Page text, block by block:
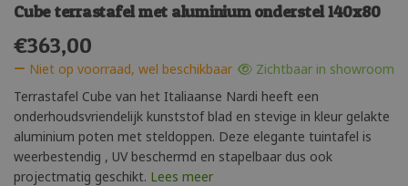
Cube terrastafel met aluminium onderstel 140x80
€363,00
Niet op voorraad, wel beschikbaar
Zichtbaar in showroom
Terrastafel Cube van het Italiaanse Nardi heeft een
onderhoudsvriendelijk kunststof blad en stevige in kleur gelakte
aluminium poten met steldoppen. Deze elegante tuintafel is
weerbestendig , UV beschermd en stapelbaar dus ook
projectmatig geschikt. Lees meer